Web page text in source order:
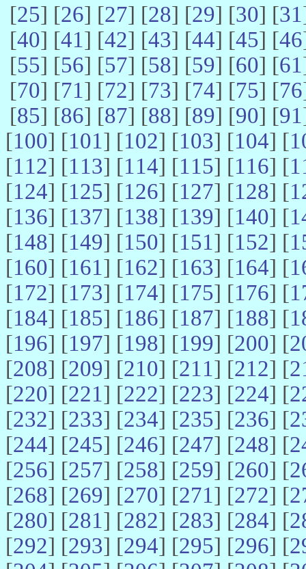
[25] [26] [27] [28] [29] [30] [31
[40] [41] [42] [43] [44] [45] [46
[55] [56] [57] [58] [59] [60] [61
[70] [71] [72] [73] [74] [75] [76
[85] [86] [87] [88] [89] [90] [91
[100] [101] [102] [103] [104] [
[112] [113] [114] [115] [116] [
[124] [125] [126] [127] [128] [
[136] [137] [138] [139] [140] [
[148] [149] [150] [151] [152] [
[160] [161] [162] [163] [164] [
[172] [173] [174] [175] [176] [
[184] [185] [186] [187] [188] [
[196] [197] [198] [199] [200] [
[208] [209] [210] [211] [212] [
[220] [221] [222] [223] [224] [
[232] [233] [234] [235] [236] [
[244] [245] [246] [247] [248] [
[256] [257] [258] [259] [260] [
[268] [269] [270] [271] [272] [
[280] [281] [282] [283] [284] [
[292] [293] [294] [295] [296] [